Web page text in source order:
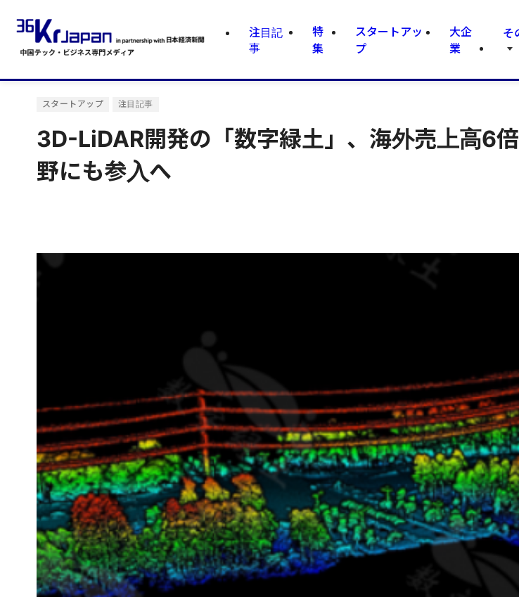
注目記
事
特
集
スタートアッ
プ
大企
業
そ
スタートアップ 注目記事
3D-LiDAR開発の「数字緑土」、海外売上高6
野にも参入へ